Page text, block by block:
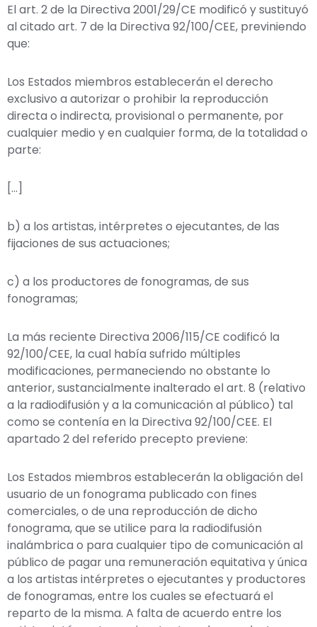
El art. 2 de la Directiva 2001/29/CE modificó y sustituyó
al citado art. 7 de la Directiva 92/100/CEE, previniendo
que:
Los Estados miembros establecerán el derecho
exclusivo a autorizar o prohibir la reproducción
directa o indirecta, provisional o permanente, por
cualquier medio y en cualquier forma, de la totalidad o
parte:
[…]
b) a los artistas, intérpretes o ejecutantes, de las
fijaciones de sus actuaciones;
c) a los productores de fonogramas, de sus
fonogramas;
La más reciente Directiva 2006/115/CE codificó la
92/100/CEE, la cual había sufrido múltiples
modificaciones, permaneciendo no obstante lo
anterior, sustancialmente inalterado el art. 8 (relativo
a la radiodifusión y a la comunicación al público) tal
como se contenía en la Directiva 92/100/CEE. El
apartado 2 del referido precepto previene:
Los Estados miembros establecerán la obligación del
usuario de un fonograma publicado con fines
comerciales, o de una reproducción de dicho
fonograma, que se utilice para la radiodifusión
inalámbrica o para cualquier tipo de comunicación al
público de pagar una remuneración equitativa y única
a los artistas intérpretes o ejecutantes y productores
de fonogramas, entre los cuales se efectuará el
reparto de la misma. A falta de acuerdo entre los